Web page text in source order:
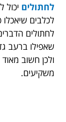
לחתולים יכול
לכלבים
לחתולים
שאפילו ברעב
ולכן חשוב
משקיעים.